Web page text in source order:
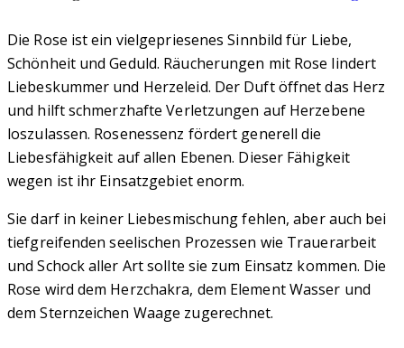
Die Rose ist ein vielgepriesenes Sinnbild für Liebe,
Schönheit und Geduld. Räucherungen mit Rose lindert
Liebeskummer und Herzeleid. Der Duft öffnet das Herz
und hilft schmerzhafte Verletzungen auf Herzebene
loszulassen. Rosenessenz fördert generell die
Liebesfähigkeit auf allen Ebenen. Dieser Fähigkeit
wegen ist ihr Einsatzgebiet enorm.
Sie darf in keiner Liebesmischung fehlen, aber auch bei
tiefgreifenden seelischen Prozessen wie Trauerarbeit
und Schock aller Art sollte sie zum Einsatz kommen. Die
Rose wird dem Herzchakra, dem Element Wasser und
dem Sternzeichen Waage zugerechnet.